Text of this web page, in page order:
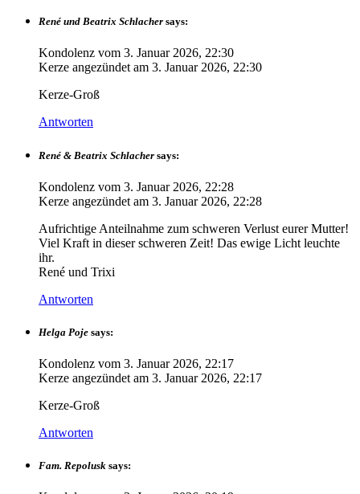
René und Beatrix Schlacher says:
Kondolenz vom 3. Januar 2026, 22:30
Kerze angezündet am 3. Januar 2026, 22:30
Kerze-Groß
Antworten
René & Beatrix Schlacher says:
Kondolenz vom 3. Januar 2026, 22:28
Kerze angezündet am 3. Januar 2026, 22:28
Aufrichtige Anteilnahme zum schweren Verlust eurer Mutter!
Viel Kraft in dieser schweren Zeit! Das ewige Licht leuchte
ihr.
René und Trixi
Antworten
Helga Poje says:
Kondolenz vom 3. Januar 2026, 22:17
Kerze angezündet am 3. Januar 2026, 22:17
Kerze-Groß
Antworten
Fam. Repolusk says: